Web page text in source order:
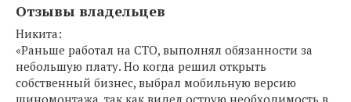
Отзывы владельцев
Никита:
«Раньше работал на СТО, выполнял обязанности за
небольшую плату. Но когда решил открыть
собственный бизнес, выбрал мобильную версию